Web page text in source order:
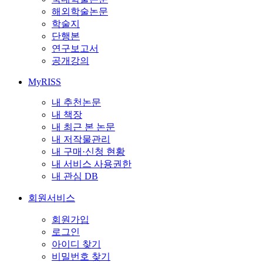
해외학술논문
학술지
단행본
연구보고서
공개강의
MyRISS
내 추천논문
내 책장
내 최근 본 논문
내 저작물관리
내 구매·신청 현황
내 서비스 사용권한
내 관심 DB
회원서비스
회원가입
로그인
아이디 찾기
비밀번호 찾기